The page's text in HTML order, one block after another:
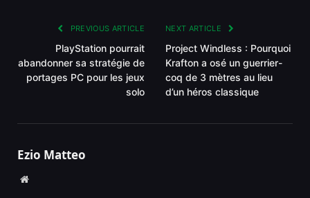
PREVIOUS ARTICLE
PlayStation pourrait
abandonner sa stratégie de
portages PC pour les jeux
solo
NEXT ARTICLE
Project Windless : Pourquoi
Krafton a osé un guerrier-
coq de 3 mètres au lieu
d’un héros classique
Ezio Matteo
Website